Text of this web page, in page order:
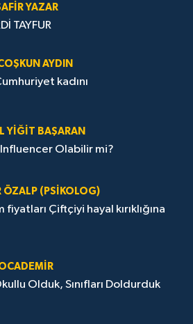
YAZAR
TAYFUR
AYDIN
kadını
YIĞIT BAŞARAN
Olabilir mi?
ÖZALP (PSIKOLOG)
fiyatları Çiftçiyi hayal kırıklığına
Olduk, Sınıfları Doldurduk